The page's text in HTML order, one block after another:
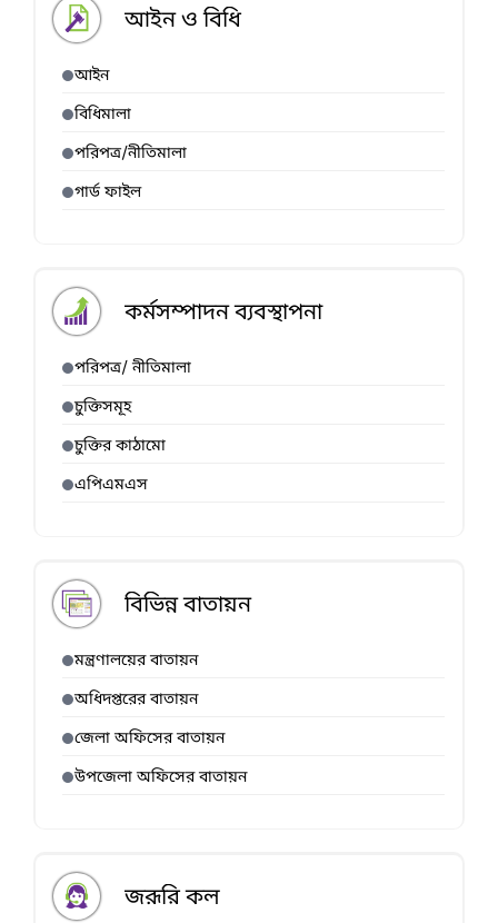
আইন ও বিধি
আইন
বিধিমালা
পরিপত্র/নীতিমালা
গার্ড ফাইল
কর্মসম্পাদন ব্যবস্থাপনা
পরিপত্র/ নীতিমালা
চুক্তিসমূহ
চুক্তির কাঠামো
এপিএমএস
বিভিন্ন বাতায়ন
মন্ত্রণালয়ের বাতায়ন
অধিদপ্তরের বাতায়ন
জেলা অফিসের বাতায়ন
উপজেলা অফিসের বাতায়ন
জরূরি কল